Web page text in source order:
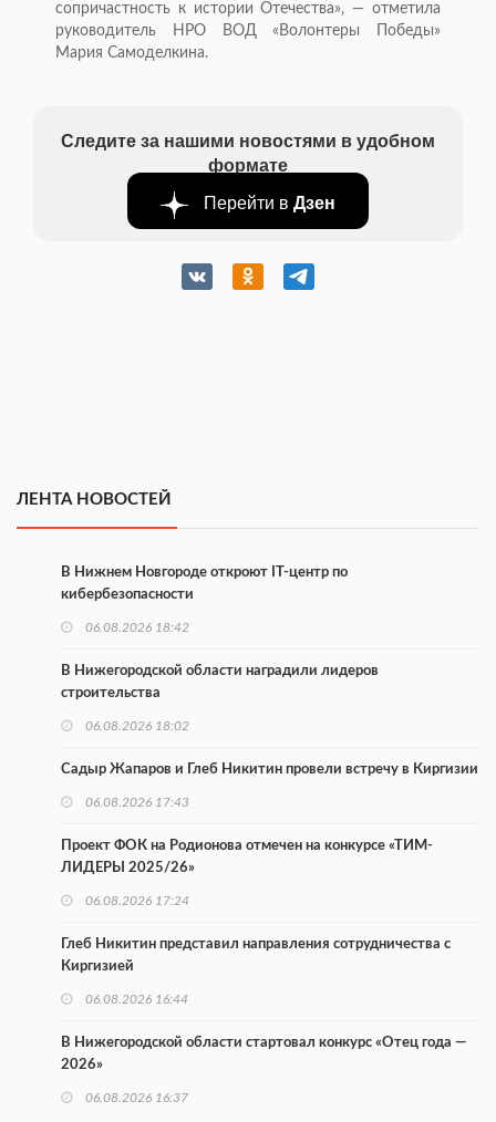
сопричастность к истории Отечества», — отметила
руководитель НРО ВОД «Волонтеры Победы»
Мария Самоделкина.
Следите за нашими новостями в удобном
формате
Перейти в Дзен
ЛЕНТА НОВОСТЕЙ
В Нижнем Новгороде откроют IT-центр по
кибербезопасности
06.08.2026 18:42
В Нижегородской области наградили лидеров
строительства
06.08.2026 18:02
Садыр Жапаров и Глеб Никитин провели встречу в Киргизии
06.08.2026 17:43
Проект ФОК на Родионова отмечен на конкурсе «ТИМ-
ЛИДЕРЫ 2025/26»
06.08.2026 17:24
Глеб Никитин представил направления сотрудничества с
Киргизией
06.08.2026 16:44
В Нижегородской области стартовал конкурс «Отец года —
2026»
06.08.2026 16:37